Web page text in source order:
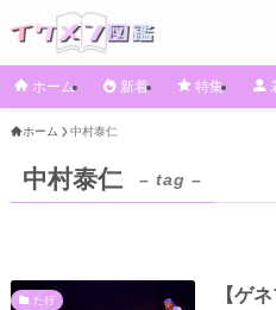
ホーム 新着 特集
ホーム 中村泰仁
中村泰仁 – tag –
た行
【ゲ